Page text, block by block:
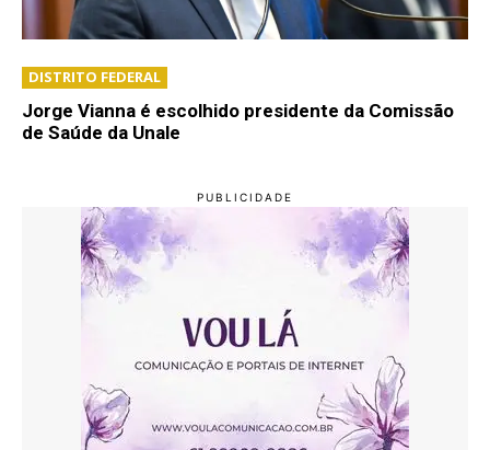
DISTRITO FEDERAL
Jorge Vianna é escolhido presidente da Comissão
de Saúde da Unale